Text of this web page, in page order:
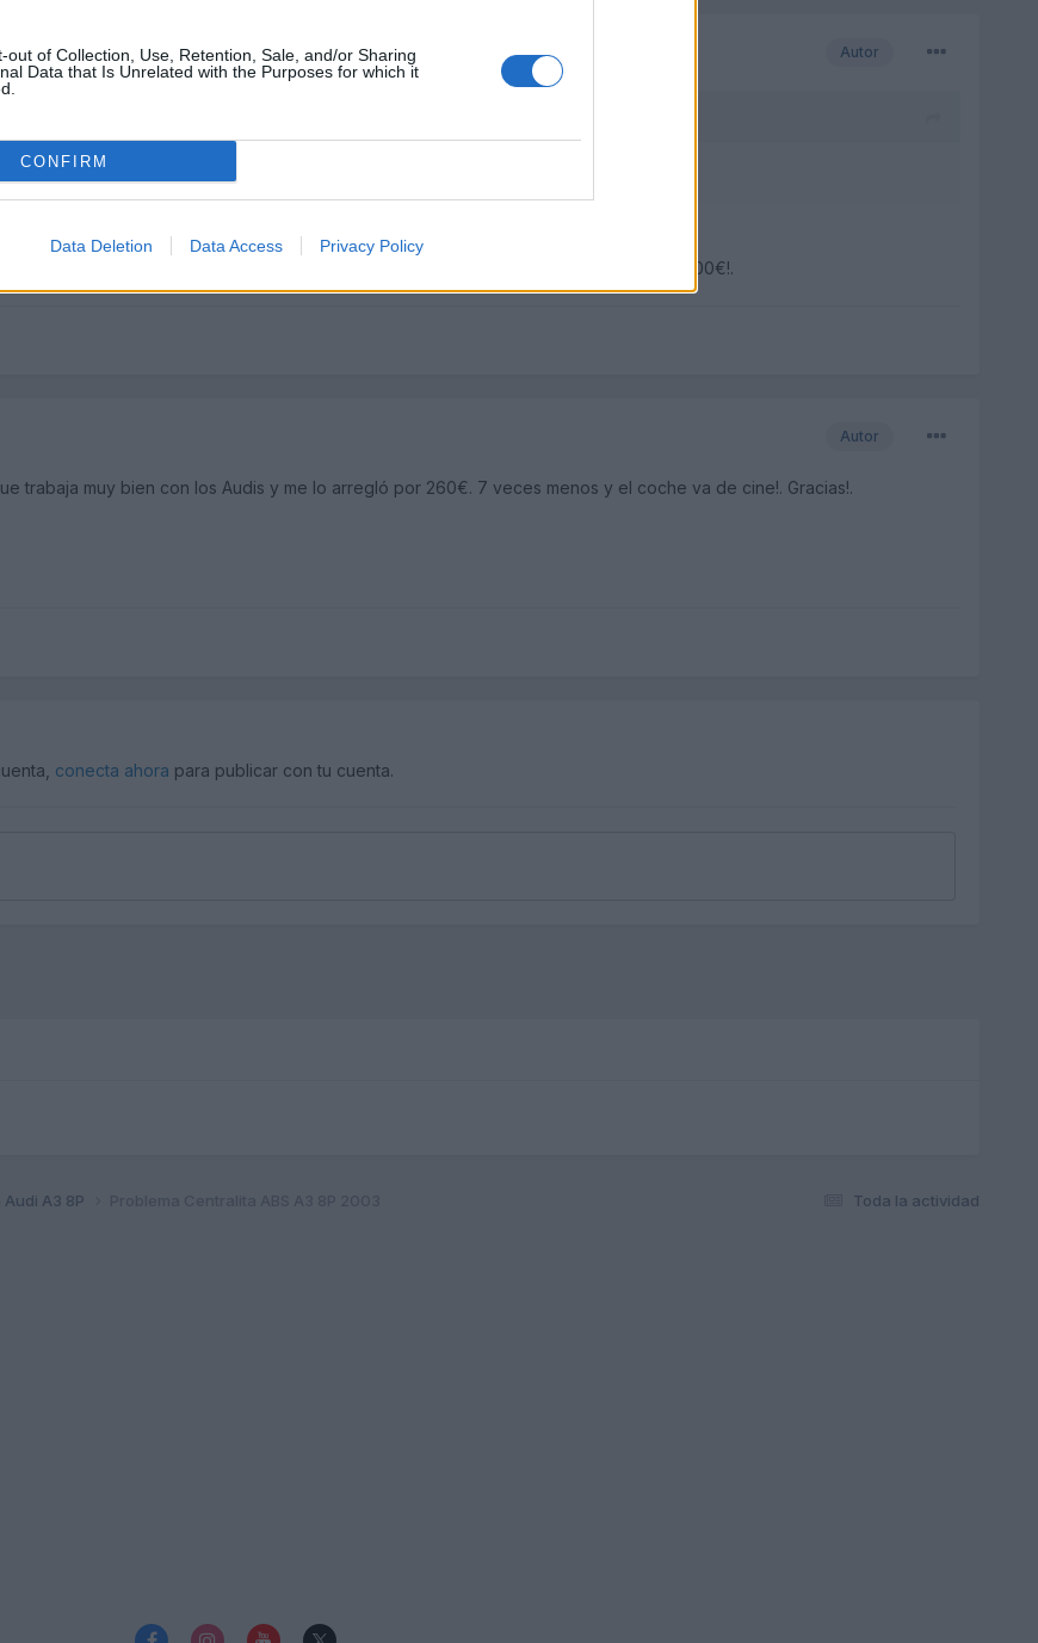
out of Collection, Use, Retention, Sale, and/or Sharing
Data that Is Unrelated with the Purposes for which it
CONFIRM
Data Deletion Data Access Privacy Policy
Autor
unidad-ABS
coche al taller a ver si lo pueden desmontar y probar. Mejor eso antes que gastar 2000€!.
Autor
trabaja muy bien con los Audis y me lo arregló por 260€. 7 veces menos y el coche va de cine!. Gracias!.
conecta ahora para publicar con tu cuenta.
Toda la actividad
A3 8P